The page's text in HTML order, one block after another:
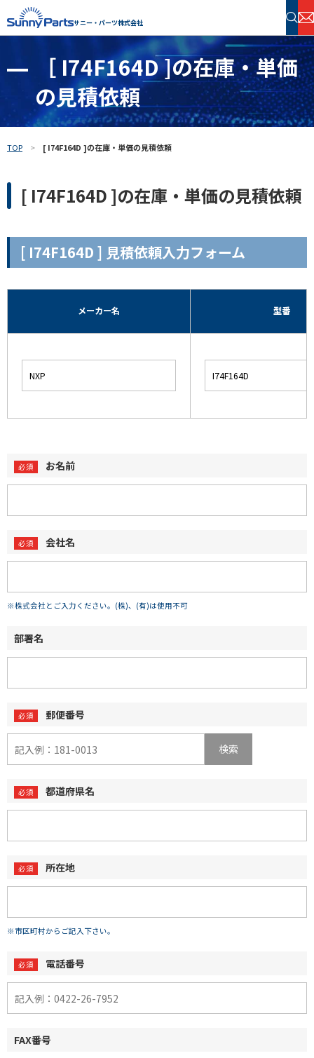
サニー・パーツ株式会社
半導体・電子部品 在庫検索
フリーワードで探す
［ I74F164D ]の在庫・単価
の見積依頼
TOP [ I74F164D ]の在庫・単価の見積依頼
[ I74F164D ]の在庫・単価の見積依頼
[ I74F164D ] 見積依頼入力フォーム
メーカー名 型番
お名前
会社名
※株式会社とご入力ください。(株)、(有)は使用不可
部署名
郵便番号
検索
都道府県名
所在地
※市区町村からご記入下さい。
電話番号
FAX番号